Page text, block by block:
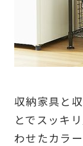
収納家具と
とでスッキ
わせたカラ